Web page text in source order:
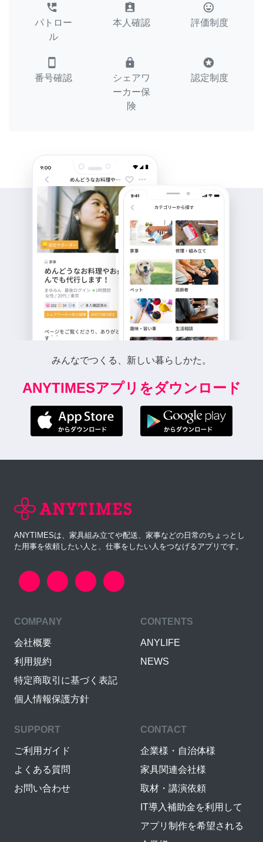
perm_phone_msg
パトロー
ル
assignment_ind
本人確認
tag_faces
評価制度
smartphone
番号確認
lock
シェアワ
ーカー保
険
stars
認定制度
みんなでつくる、新しい暮らしかた。
ANYTIMESアプリをダウンロード
ANYTIMESは、家具組み立てや配送、家事などの日常のちょっとし
た用事を依頼したい人と、仕事をしたい人をつなげるアプリです。
COMPANY
会社概要
利用規約
特定商取引に基づく表記
個人情報保護方針
CONTENTS
ANYLIFE
NEWS
SUPPORT
ご利用ガイド
よくある質問
お問い合わせ
CONTACT
企業様・自治体様
家具関連会社様
取材・講演依頼
IT導入補助金を利用して
アプリ制作を希望される